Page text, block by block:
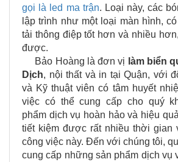
gọi là led ma trận. Loại này, các
lập trình như một loại màn hình,
tải thông điệp tốt hơn và nhiều
được.
Bảo Hoàng là đơn vị làm biển
Dịch, nội thất và in tại Quận, với
và Kỹ thuật viên có tâm huyết
việc có thể cung cấp cho quý
phẩm dịch vụ hoàn hảo và hiệu
tiết kiệm được rất nhiều thời gian
công việc này. Đến với chúng tôi,
cung cấp những sản phẩm dịch vụ